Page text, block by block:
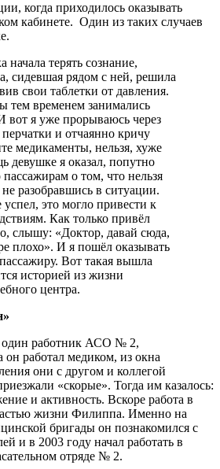
когда приходилось оказывать
кабинете. Один из таких случаев
начала терять сознание,
сидевшая рядом с ней, решила
свои таблетки от давления.
тем временем занимались
вот я уже прорываюсь через
и отчаянно кричу
медикаменты, нельзя, хуже
девушке я оказал, попутно
о том, что нельзя
не разобравшись в ситуации.
это могло привести к
Как только привёл
слышу: «Доктор, давай сюда,
плохо». И я пошёл оказывать
Вот такая вышла
историей из жизни
центра.
работник АСО № 2,
он работал медиком, из окна
они с другом и коллегой
«скорые». Тогда им казалось:
и активность. Вскоре работа в
жизни Филиппа. Именно на
бригады он познакомился с
и в 2003 году начал работать в
отряде № 2.